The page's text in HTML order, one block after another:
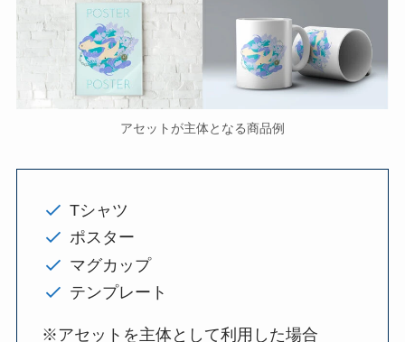
アセットが主体となる商品例
Tシャツ
ポスター
マグカップ
テンプレート
※アセットを主体として利用した場合